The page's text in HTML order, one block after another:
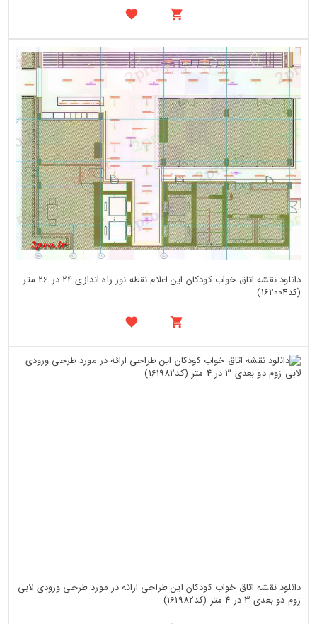
دانلود نقشه اتاق خواب کودکان این اعلام نقطه نور راه اندازی 24 در 26 متر
(کد162004)
دانلود نقشه اتاق خواب کودکان این طراحی ارائه در مورد طرحی ورودی لابی
زوم دو بعدی 3 در 4 متر (کد161982)